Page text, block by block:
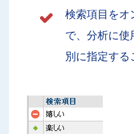
検索項目をオ
で、分析に使
別に指定する